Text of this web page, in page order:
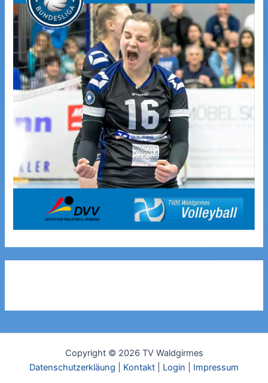
Copyright © 2026 TV Waldgirmes
Datenschutzerkläung
Kontakt Login Impressum